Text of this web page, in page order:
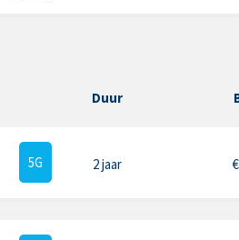
Duur
5G 2 jaar €